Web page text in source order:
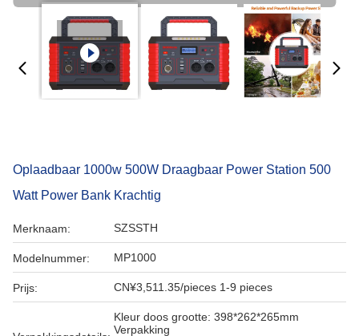
Oplaadbaar 1000w 500W Draagbaar Power Station 500
Watt Power Bank Krachtig
Merknaam: SZSSTH
Modelnummer: MP1000
Prijs: CN¥3,511.35/pieces 1-9 pieces
Kleur doos grootte: 398*262*265mm
Verpakking